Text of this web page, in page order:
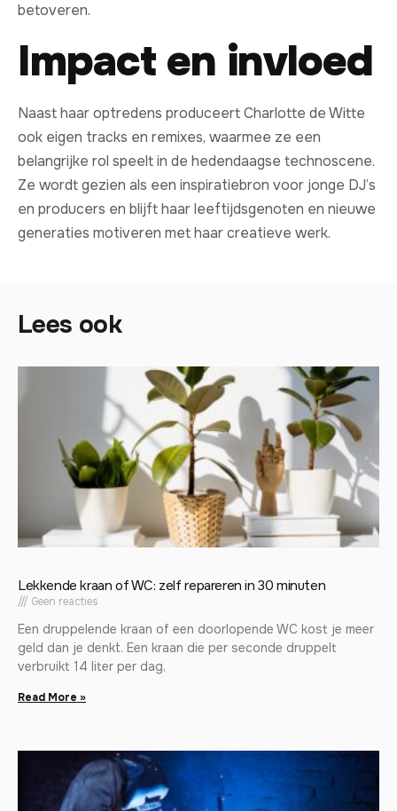
betoveren.
Impact en invloed
Naast haar optredens produceert Charlotte de Witte
ook eigen tracks en remixes, waarmee ze een
belangrijke rol speelt in de hedendaagse technoscene.
Ze wordt gezien als een inspiratiebron voor jonge DJ’s
en producers en blijft haar leeftijdsgenoten en nieuwe
generaties motiveren met haar creatieve werk.
Lees ook
Lekkende kraan of WC: zelf repareren in 30 minuten
Geen reacties
Een druppelende kraan of een doorlopende WC kost je meer
geld dan je denkt. Een kraan die per seconde druppelt
verbruikt 14 liter per dag,
Read More »